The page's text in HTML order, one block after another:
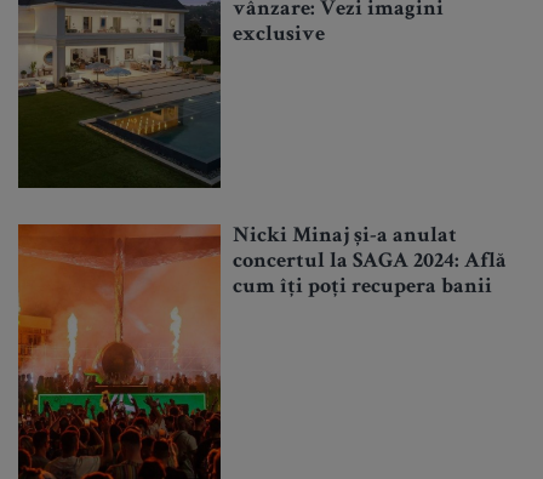
vânzare: Vezi imagini
exclusive
Nicki Minaj și-a anulat
concertul la SAGA 2024: Află
cum îți poți recupera banii